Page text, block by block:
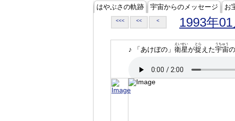
はやぶさの軌跡 宇宙からのメッセージ お
<<< << < 1993年01
♪ 「あけぼの」 衛星
えいせい
が捉
とら
えた宇宙
うちゅう
の